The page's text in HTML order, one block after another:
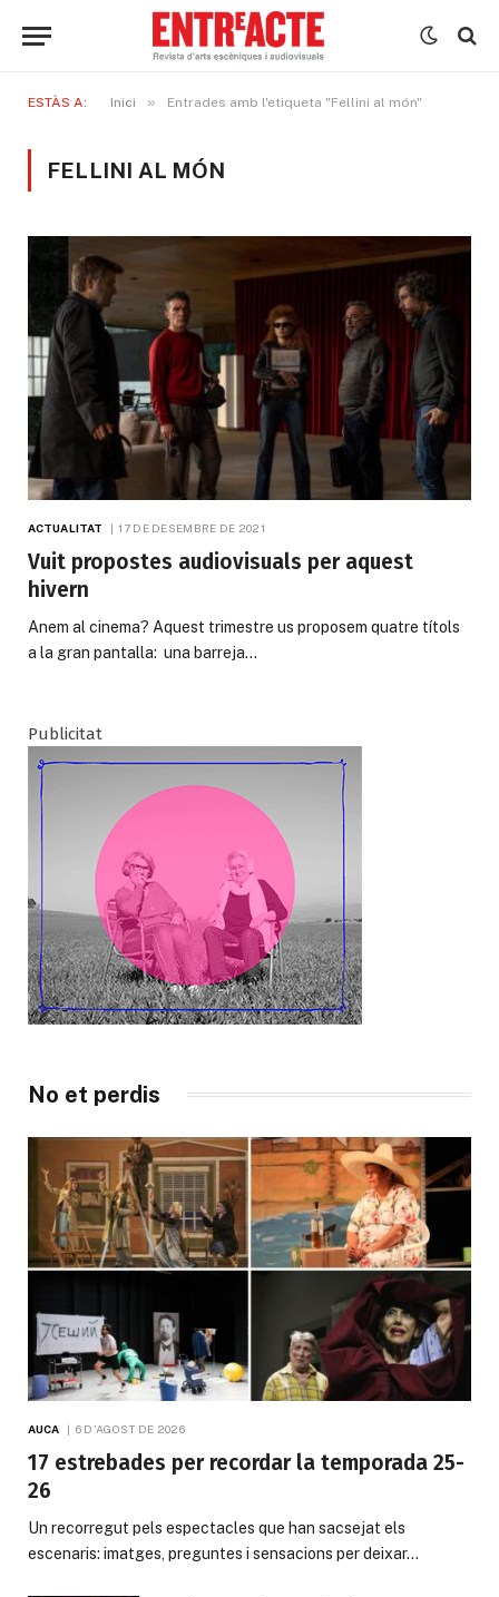
ESTÀS A: Inici » Entrades amb l'etiqueta "Fellini al món"
FELLINI AL MÓN
ACTUALITAT 17 DE DESEMBRE DE 2021
Vuit propostes audiovisuals per aquest
hivern
Anem al cinema? Aquest trimestre us proposem quatre títols
a la gran pantalla: una barreja…
Publicitat
No et perdis
AUCA 6 D'AGOST DE 2026
17 estrebades per recordar la temporada 25-
26
Un recorregut pels espectacles que han sacsejat els
escenaris: imatges, preguntes i sensacions per deixar…